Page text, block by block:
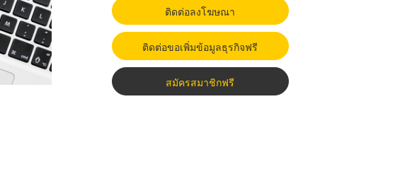
ติดต่อลงโฆษณา
ติดต่อขอเพิ่มข้อมูลธุรกิจฟรี
สมัครสมาชิกฟรี